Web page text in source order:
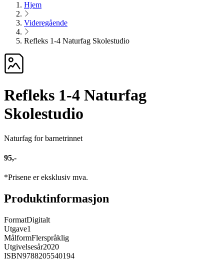
Hjem
Videregående
Refleks 1-4 Naturfag Skolestudio
Refleks 1-4 Naturfag
Skolestudio
Naturfag for barnetrinnet
95,-
*Prisene er eksklusiv mva.
Produktinformasjon
FormatDigitalt
Utgave1
MålformFlerspråklig
Utgivelsesår2020
ISBN9788205540194